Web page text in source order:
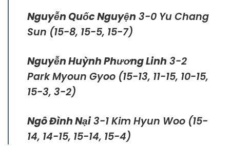
Nguyễn Quốc Nguyện 3-0 Yu Chang
Sun (15-8, 15-5, 15-7)
Nguyễn Huỳnh Phương Linh 3-2
Park Myoun Gyoo (15-13, 11-15, 10-15,
15-3, 3-2)
Ngô Đình Nại3-1 Kim Hyun Woo (15-
14, 14-15, 15-14, 15-4)